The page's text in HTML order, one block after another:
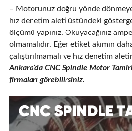
– Motorunuz doğru yönde
hız denetim aleti üstündeki
ölçümü yapınız. Okuyacağınız
olmamalıdır. Eğer etiket akımın
çalıştırılmamalı ve hız denetim
Ankara’da CNC Spindle Motor Tamiri
firmaları görebilirsiniz.